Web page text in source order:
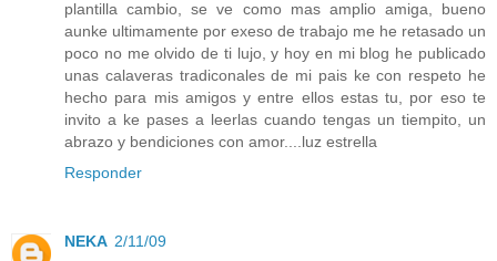
plantilla cambio, se ve como mas amplio amiga, bueno
aunke ultimamente por exeso de trabajo me he retasado un
poco no me olvido de ti lujo, y hoy en mi blog he publicado
unas calaveras tradiconales de mi pais ke con respeto he
hecho para mis amigos y entre ellos estas tu, por eso te
invito a ke pases a leerlas cuando tengas un tiempito, un
abrazo y bendiciones con amor....luz estrella
Responder
NEKA 2/11/09